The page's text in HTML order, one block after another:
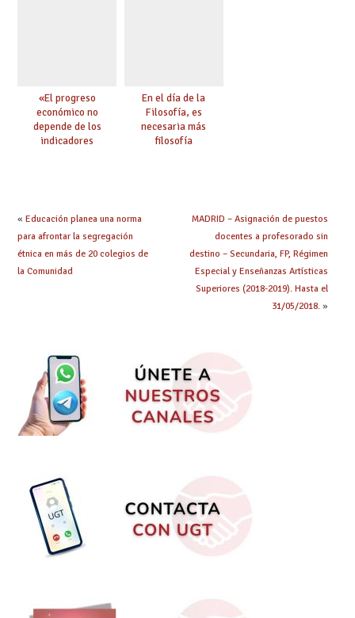
«El progreso
económico no
depende de los
indicadores
En el día de la
Filosofía, es
necesaria más
filosofía
« Educación planea una norma
para afrontar la segregación
étnica en más de 20 colegios de
la Comunidad
MADRID – Asignación de puestos
docentes a profesorado sin
destino – Secundaria, FP, Régimen
Especial y Enseñanzas Artísticas
Superiores (2018-2019). Hasta el
31/05/2018.»